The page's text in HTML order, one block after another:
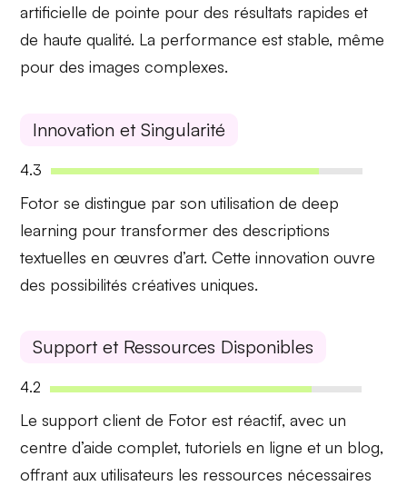
artificielle de pointe pour des résultats rapides et
de haute qualité. La performance est stable, même
pour des images complexes.
Innovation et Singularité
4.3
Fotor se distingue par son utilisation dedeep
learning pour transformer des descriptions
textuelles en œuvres d’art. Cette innovation ouvre
des possibilités créatives uniques.
Support et Ressources Disponibles
4.2
Le support client de Fotor est réactif, avec un
centre d’aide complet,tutoriels en ligne et un blog,
offrant aux utilisateurs les ressources nécessaires